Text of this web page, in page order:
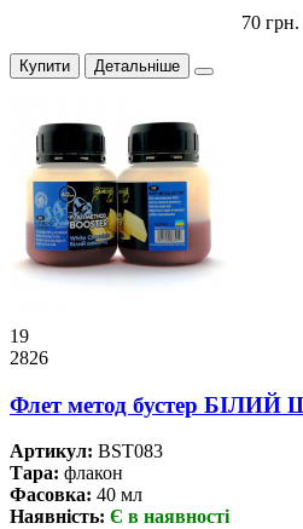
70 грн.
Купити Детальніше
19
2826
Флет метод бустер
Артикул: BST083
Тара: флакон
Фасовка: 40 мл
Наявність: Є в наявності